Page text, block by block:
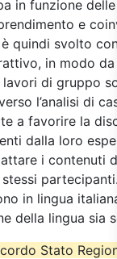
in funzione delle
e
quindi svolto con
in modo da
di gruppo
l’analisi di
a favorire la
dalla loro
i contenuti
in lingua
della lingua sia
Stato